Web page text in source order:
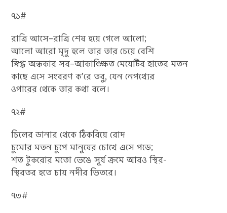
৭১#
রাত্রি আসে–রাত্রি শেষ হয়ে গেলে আলো;
আলো আরো মৃদু হলে তার তার চেয়ে বেশি
স্নিগ্ধ অন্ধকার সব–আকাঙ্ক্ষিত মেয়েটির হাতের মতন
কাছে এসে সংবরণ ক’রে তবু, যেন নেপথ্যের
ওপারের থেকে তার কথা বলে।
৭২#
চিলের ডানার থেকে ঠিকরিয়ে রোদ
চুমোর মতন চুপে মানুষের চোখে এসে পড়ে;
শত টুকরোর মতো ভেঙে সূর্য ক্রমে আরও স্থির-
স্থিরতর হতে চায় নদীর ভিতরে।
৭৩#